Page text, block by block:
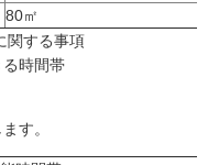
80㎡
関する事項
時間帯
す。